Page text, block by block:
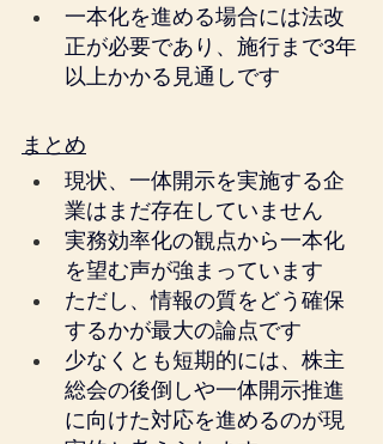
一本化を進める場合には法改
正が必要であり、施行まで3年
以上かかる見通しです
まとめ
現状、一体開示を実施する企
業はまだ存在していません
実務効率化の観点から一本化
を望む声が強まっています
ただし、情報の質をどう確保
するかが最大の論点です
少なくとも短期的には、株主
総会の後倒しや一体開示推進
に向けた対応を進めるのが現